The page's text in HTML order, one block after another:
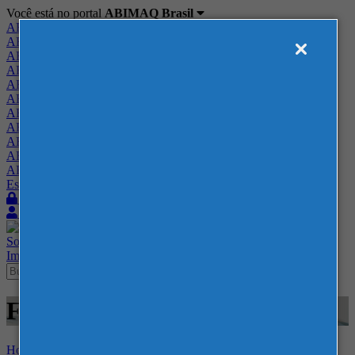
Você está no portal ABIMAQ Brasil
ABIMAQ Brasil
ABIMAQ Minas Gerais
ABIMAQ Norte-Nordeste
ABIMAQ Paraná
ABIMAQ Piracicaba
ABIMAQ Ribeirão Preto
ABIMAQ Rio de Janeiro
ABIMAQ Rio Grande do Sul
ABIMAQ Santa Catarina
ABIMAQ São Paulo
ABIMAQ Vale do Paraíba
Escritório de Relações Governamentais
Sobre
Imprensa
Feiras - Expoville - Plástico
Home